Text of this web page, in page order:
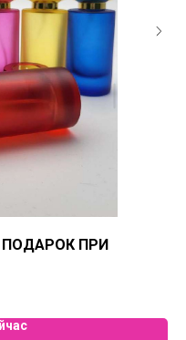
ПОДАРОК ПРИ